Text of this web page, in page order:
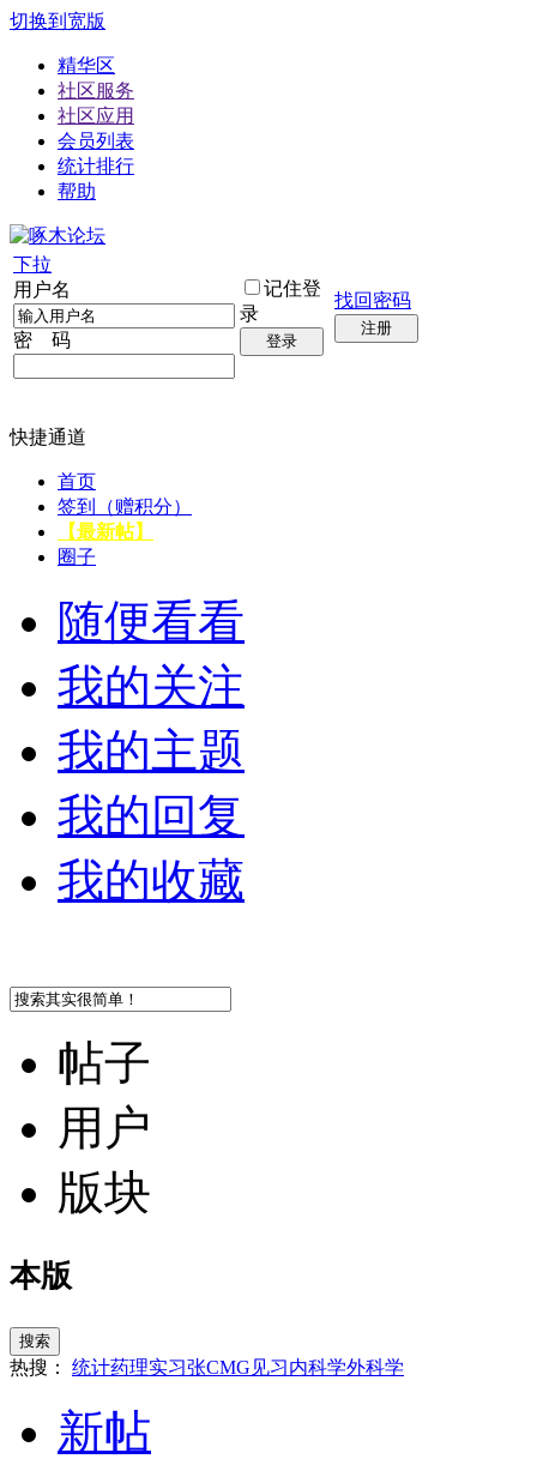
切换到宽版
精华区
社区服务
社区应用
会员列表
统计排行
帮助
下拉
用户名
密 码
记住登
录
登录
找回密码
注册
快捷通道
首页
签到（赠积分）
【最新帖】
圈子
随便看看
我的关注
我的主题
我的回复
我的收藏
帖子
用户
版块
本版
搜索
热搜： 统计药理实习张CMG 见习内科学外科学
新帖